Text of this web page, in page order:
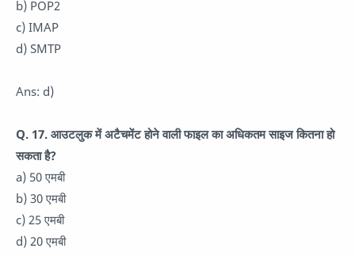
b) POP2
c) IMAP
d) SMTP
Ans: d)
Q. 17. आउटलुक में अटैचमेंट होने वाली फाइल का अधिकतम साइज कितना हो
सकता है?
a) 50 एमबी
b) 30 एमबी
c) 25 एमबी
d) 20 एमबी